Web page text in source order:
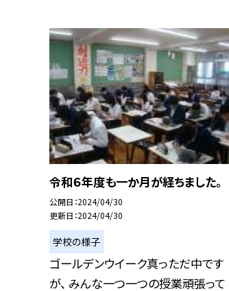
令和６年度も一か月が経ちました。
公開日 2024/04/30
更新日 2024/04/30
学校の様子
ゴールデンウイーク真っただ中です
が、 みんな一つ一つの授業頑張って